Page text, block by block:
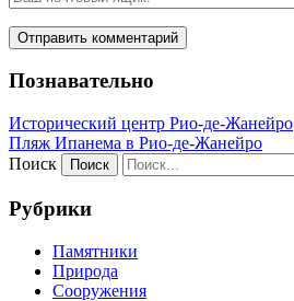
Познавательно
Исторический центр Рио-де-Жанейро
Пляж Ипанема в Рио-де-Жанейро
Поиск
Рубрики
Памятники
Природа
Сооружения